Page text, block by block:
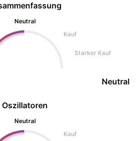
Oszillatoren
Neutral
Kauf
Neutral
Kauf
Starker Kauf
Neutral